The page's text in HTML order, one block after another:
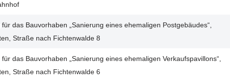
das Bauvorhaben „Sanierung eines ehemaligen Postgebäudes“,
Straße nach Fichtenwalde 8
das Bauvorhaben „Sanierung eines ehemaligen Verkaufspavillons“,
Straße nach Fichtenwalde 6